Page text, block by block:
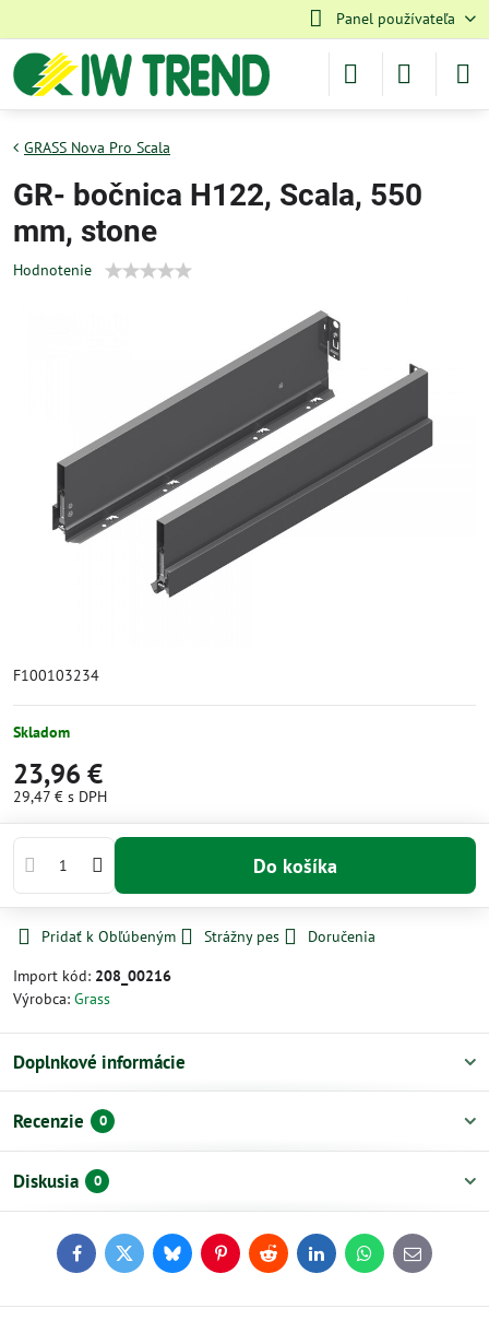
Panel používateľa
GRASS Nova Pro Scala
GR- bočnica H122, Scala, 550
mm, stone
Hodnotenie
F100103234
Skladom
23,96 €
29,47 € s DPH
Do košíka
Pridať k Obľúbeným Strážny pes
Doručenia
Import kód: 208_00216
Výrobca: Grass
Doplnkové informácie
Recenzie 0
Diskusia 0
FacebookTwitterBlueskyPinterestReddit LinkedInWhatsApp
E-
mail